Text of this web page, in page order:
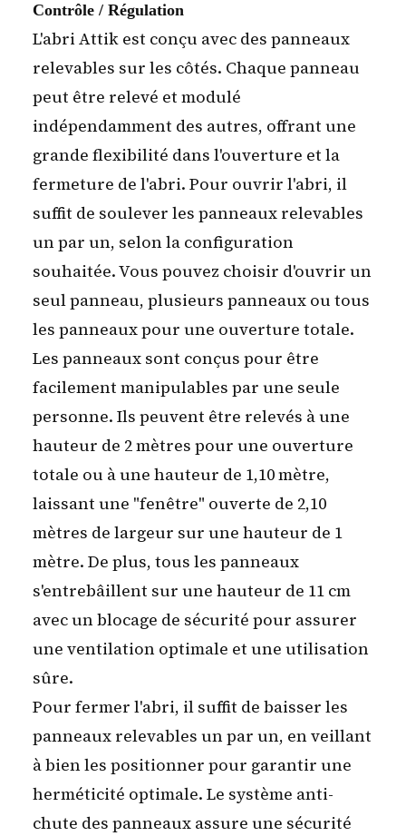
Contrôle / Régulation
L'abri Attik est conçu avec des panneaux
relevables sur les côtés. Chaque panneau
peut être relevé et modulé
indépendamment des autres, offrant une
grande flexibilité dans l'ouverture et la
fermeture de l'abri. Pour ouvrir l'abri, il
suffit de soulever les panneaux relevables
un par un, selon la configuration
souhaitée. Vous pouvez choisir d'ouvrir un
seul panneau, plusieurs panneaux ou tous
les panneaux pour une ouverture totale.
Les panneaux sont conçus pour être
facilement manipulables par une seule
personne. Ils peuvent être relevés à une
hauteur de 2 mètres pour une ouverture
totale ou à une hauteur de 1,10 mètre,
laissant une "fenêtre" ouverte de 2,10
mètres de largeur sur une hauteur de 1
mètre. De plus, tous les panneaux
s'entrebâillent sur une hauteur de 11 cm
avec un blocage de sécurité pour assurer
une ventilation optimale et une utilisation
sûre.
Pour fermer l'abri, il suffit de baisser les
panneaux relevables un par un, en veillant
à bien les positionner pour garantir une
herméticité optimale. Le système anti-
chute des panneaux assure une sécurité